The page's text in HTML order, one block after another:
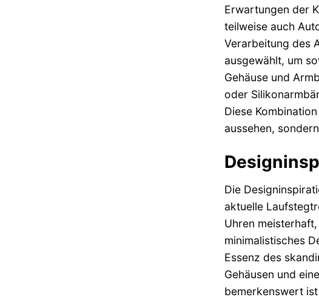
Erwartungen der
teilweise auch
Verarbeitung des
ausgewählt, um
Gehäuse und
oder
Diese
aussehen,
Die
aktuelle
Uhren
minimalistisches
Essenz des
Gehäusen und
bemerkenswert